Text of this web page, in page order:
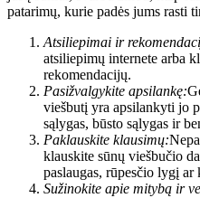
patarimų, kurie padės jums rasti
Atsiliepimai ir
atsiliepimų internete arba
rekomendacijų.
Pasižvalgykite apsilankę:
viešbutį yra apsilankyti jo
sąlygas, būsto sąlygas ir
Paklauskite klausimų:
klauskite sūnų viešbučio
paslaugas, rūpesčio lygį
Sužinokite apie mitybą ir